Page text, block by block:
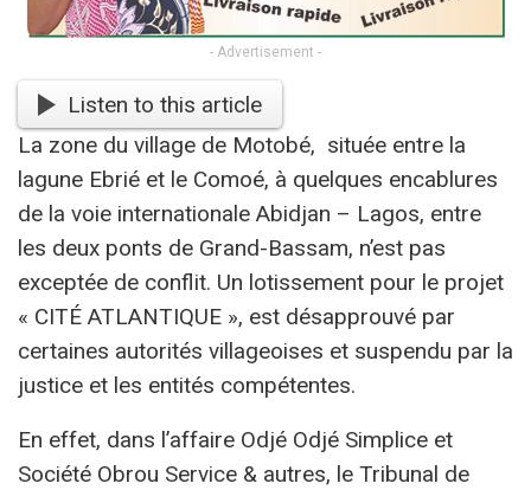
- Advertisement -
Listen to this article
La zone du village de Motobé, située entre la
lagune Ebrié et le Comoé, à quelques encablures
de la voie internationale Abidjan – Lagos, entre
les deux ponts de Grand-Bassam, n’est pas
exceptée de conflit. Un lotissement pour le projet
« CITÉ ATLANTIQUE », est désapprouvé par
certaines autorités villageoises et suspendu par la
justice et les entités compétentes.
En effet, dans l’affaire Odjé Odjé Simplice et
Société Obrou Service & autres, le Tribunal de